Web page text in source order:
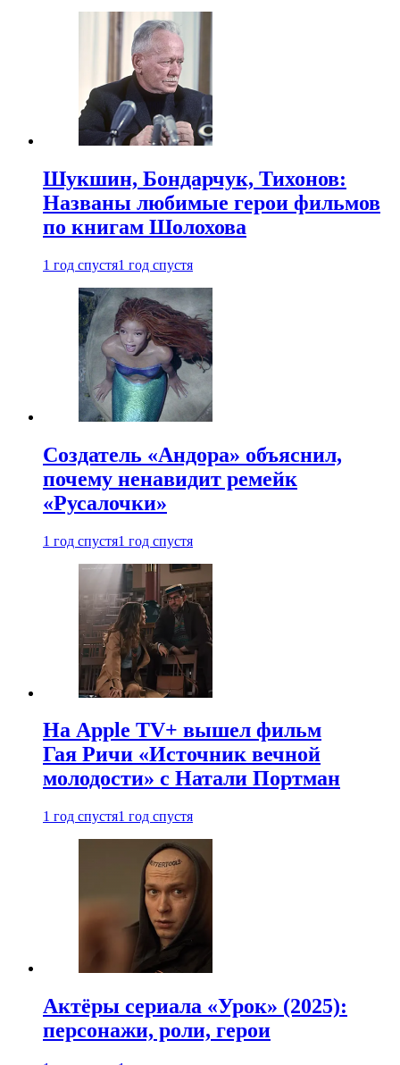
Шукшин, Бондарчук, Тихонов:
Названы любимые герои фильмов
по книгам Шолохова
1 год спустя1 год спустя
Создатель «Андора» объяснил,
почему ненавидит ремейк
«Русалочки»
1 год спустя1 год спустя
На Apple TV+ вышел фильм
Гая Ричи «Источник вечной
молодости» с Натали Портман
1 год спустя1 год спустя
Актёры сериала «Урок» (2025):
персонажи, роли, герои